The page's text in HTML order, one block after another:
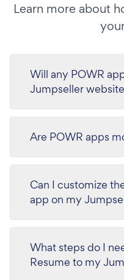
Learn more about
Will any POWR
Jumpseller
Are POWR apps
Can I customize
app on my
What steps do I
Resume to my